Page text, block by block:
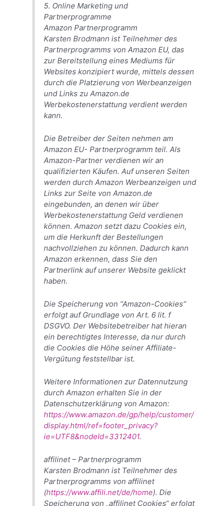
5. Online Marketing und
Partnerprogramme
Amazon Partnerprogramm
Karsten Brodmann ist Teilnehmer des
Partnerprogramms von Amazon EU, das
zur Bereitstellung eines Mediums für
Websites konzipiert wurde, mittels dessen
durch die Platzierung von Werbeanzeigen
und Links zu Amazon.de
Werbekostenerstattung verdient werden
kann.
Die Betreiber der Seiten nehmen am
Amazon EU- Partnerprogramm teil. Als
Amazon-Partner verdienen wir an
qualifizierten Käufen. Auf unseren Seiten
werden durch Amazon Werbeanzeigen und
Links zur Seite von Amazon.de
eingebunden, an denen wir über
Werbekostenerstattung Geld verdienen
können. Amazon setzt dazu Cookies ein,
um die Herkunft der Bestellungen
nachvollziehen zu können. Dadurch kann
Amazon erkennen, dass Sie den
Partnerlink auf unserer Website geklickt
haben.
Die Speicherung von “Amazon-Cookies”
erfolgt auf Grundlage von Art. 6 lit. f
DSGVO. Der Websitebetreiber hat hieran
ein berechtigtes Interesse, da nur durch
die Cookies die Höhe seiner Affiliate-
Vergütung feststellbar ist.
Weitere Informationen zur Datennutzung
durch Amazon erhalten Sie in der
Datenschutzerklärung von Amazon:
https://www.amazon.de/gp/help/customer/
display.html/ref=footer_privacy?
ie=UTF8&nodeId=3312401.
affilinet – Partnerprogramm
Karsten Brodmann ist Teilnehmer des
Partnerprogramms von affilinet
(https://www.affili.net/de/home). Die
Speicherung von „affilinet Cookies“ erfolgt